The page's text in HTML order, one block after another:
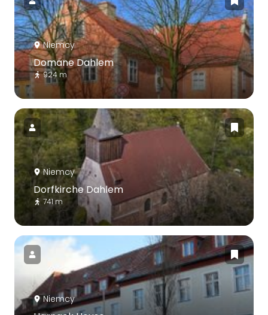
Niemcy
Domäne Dahlem
924 m
Niemcy
Dorfkirche Dahlem
741 m
Niemcy